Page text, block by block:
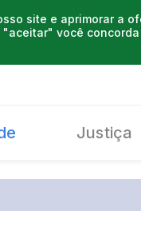
site e aprimorar a
"aceitar" você
Justiça